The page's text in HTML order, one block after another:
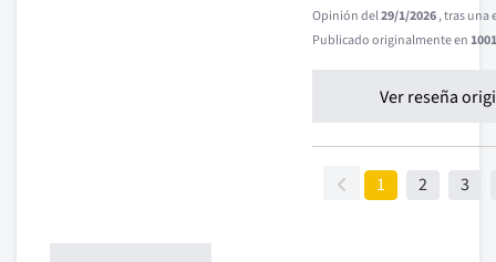
Opinión del29/1/2026, tras una
Publicado originalmente en
Ver reseña
1 2 3